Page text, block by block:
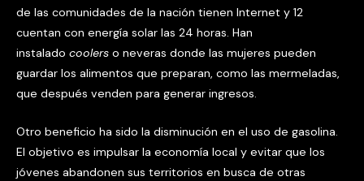
de las comunidades de la nación tienen Internet y 12
cuentan con energía solar las 24 horas. Han
instalado coolers o neveras donde las mujeres pueden
guardar los alimentos que preparan, como las mermeladas,
que después venden para generar ingresos.
Otro beneficio ha sido la disminución en el uso de gasolina.
El objetivo es impulsar la economía local y evitar que los
jóvenes abandonen sus territorios en busca de otras